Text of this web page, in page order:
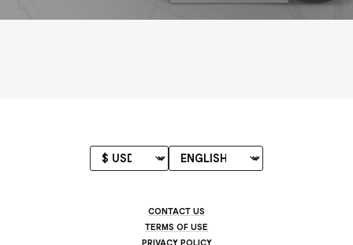
CONTACT US
TERMS OF USE
PRIVACY POLICY